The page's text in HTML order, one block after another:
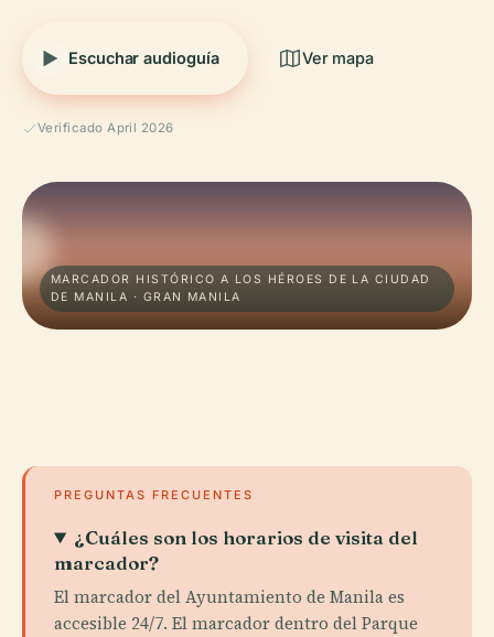
Escuchar audioguía Ver mapa
Verificado April 2026
MARCADOR HISTÓRICO A LOS HÉROES DE LA CIUDAD
DE MANILA · GRAN MANILA
PREGUNTAS FRECUENTES
¿Cuáles son los horarios de visita del
marcador?
El marcador del Ayuntamiento de Manila es
accesible 24/7. El marcador dentro del Parque